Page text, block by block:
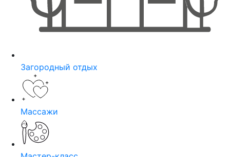
Загородный отдых
Массажи